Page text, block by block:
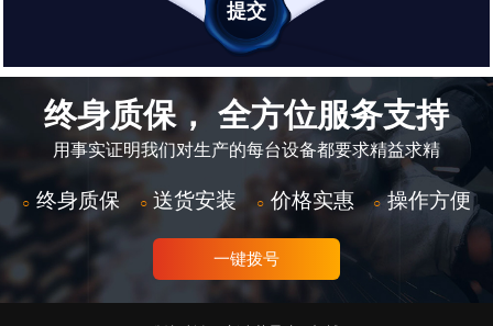
终身质保， 全方位服务支持
用事实证明我们对生产的每台设备都要求精益求精
○ 终身质保 ○ 送货安装 ○ 价格实惠 ○ 操作方便
一键拨号